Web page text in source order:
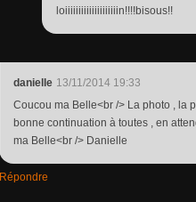
loiiiiiiiiiiiiiiiiiiiin!!!!bisous!!
danielle 13/11/2014 19:33
Coucou ma Belle<br /> La photo , la
bonne continuation à toutes , en
ma Belle<br /> Danielle
Répondre